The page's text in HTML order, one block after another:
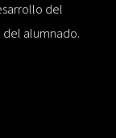
del
alumnado.